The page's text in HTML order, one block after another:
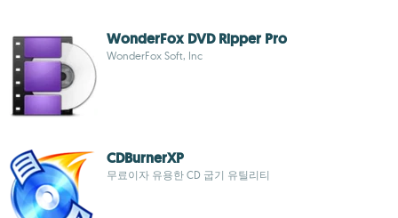
WonderFox DVD Ripper Pro
WonderFox Soft, Inc
CDBurnerXP
무료이자 유용한 CD 굽기 유틸리티